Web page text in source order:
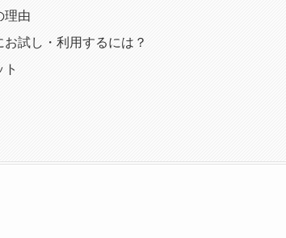
理由
試し・利用するには？